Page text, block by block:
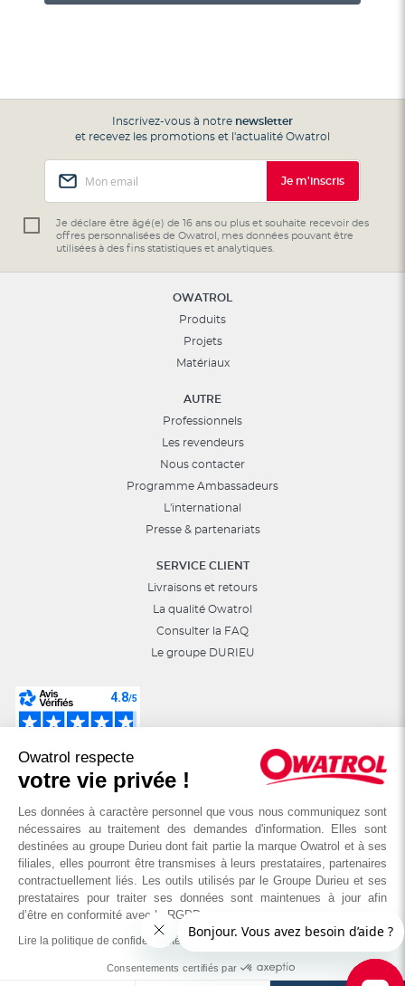
Owatrol respecte
votre vie privée !
Les données à caractère personnel que vous nous communiquez sont
nécessaires au traitement des demandes d'information. Elles sont
destinées au groupe Durieu dont fait partie la marque Owatrol et à ses
filiales, elles pourront être transmises à leurs prestataires, partenaires
contractuellement liés. Les outils utilisés par le Groupe Durieu et ses
prestataires pour traiter ses données sont maintenues à jour afin
d’être en conformité avec le RGPD
Lire la politique de confidentialité
Consentements certifiés par
Inscrivez-vous à notre newsletter
et recevez les promotions et l'actualité Owatrol
notre
lettre
d’information
Je m'inscris
Je déclare être âgé(e) de 16 ans ou plus et souhaite recevoir des
offres personnalisées de Owatrol, mes données pouvant être
utilisées à des fins statistiques et analytiques.
OWATROL
Produits
Projets
Matériaux
AUTRE
Professionnels
Les revendeurs
Nous contacter
Programme Ambassadeurs
L'international
Presse & partenariats
SERVICE CLIENT
Livraisons et retours
La qualité Owatrol
Consulter la FAQ
Le groupe DURIEU
Suivez-nous sur les réseaux sociaux :
astuces, jeux, promotions…
© OWATROL - Groupe DURIEU